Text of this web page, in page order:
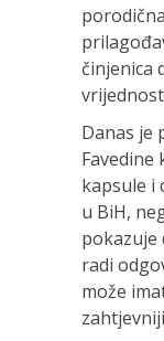
činjenica
Danas je
Favedine
kapsule i
u BiH,
pokazuje
radi
može